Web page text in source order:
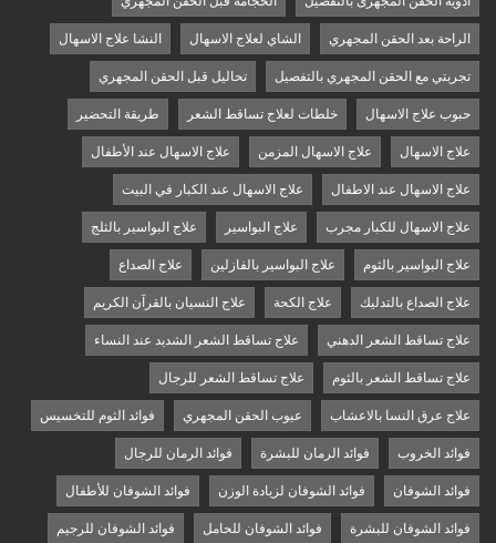
الراحة بعد الحقن المجهري الشاي لعلاج الاسهال النشا علاج الاسهال
تجربتي مع الحقن المجهري بالتفصيل تحاليل قبل الحقن المجهري
حبوب علاج الاسهال خلطات لعلاج تساقط الشعر طريقة التحضير
علاج الاسهال علاج الاسهال المزمن علاج الاسهال عند الأطفال
علاج الاسهال عند الاطفال علاج الاسهال عند الكبار في البيت
علاج الاسهال للكبار مجرب علاج البواسير علاج البواسير بالثلج
علاج البواسير بالثوم علاج البواسير بالفازلين علاج الصداع
علاج الصداع بالتدليك علاج الكحة علاج النسيان بالقرآن الكريم
علاج تساقط الشعر الدهني علاج تساقط الشعر الشديد عند النساء
علاج تساقط الشعر بالثوم علاج تساقط الشعر للرجال
علاج عرق النسا بالاعشاب عيوب الحقن المجهري فوائد الثوم للتخسيس
فوائد الخروب فوائد الرمان للبشرة فوائد الرمان للرجال
فوائد الشوفان فوائد الشوفان لزيادة الوزن فوائد الشوفان للأطفال
فوائد الشوفان للبشرة فوائد الشوفان للحامل فوائد الشوفان للرجيم